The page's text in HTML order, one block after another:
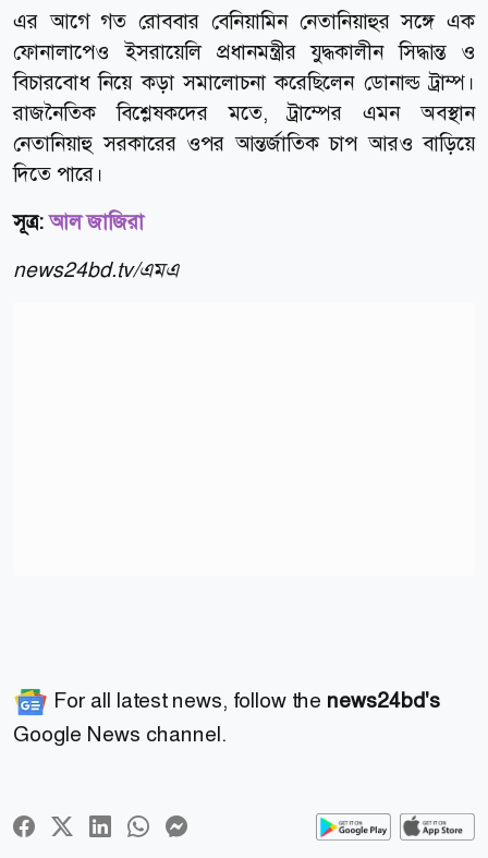
এর আগে গত রোববার বেনিয়ামিন নেতানিয়াহুর সঙ্গে এক
ফোনালাপেও ইসরায়েলি প্রধানমন্ত্রীর যুদ্ধকালীন সিদ্ধান্ত ও
বিচারবোধ নিয়ে কড়া সমালোচনা করেছিলেন ডোনাল্ড ট্রাম্প।
রাজনৈতিক বিশ্লেষকদের মতে, ট্রাম্পের এমন অবস্থান
নেতানিয়াহু সরকারের ওপর আন্তর্জাতিক চাপ আরও বাড়িয়ে
দিতে পারে।
সূত্র:আল জাজিরা
news24bd.tv/এমএ
For all latest news, follow the news24bd's
Google News channel.